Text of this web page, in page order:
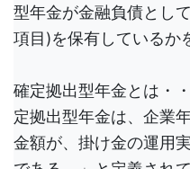
型年金が金融負債とし
項目)を保有しているか
確定拠出型年金とは・
定拠出型年金は、企業
金額が、掛け金の運用